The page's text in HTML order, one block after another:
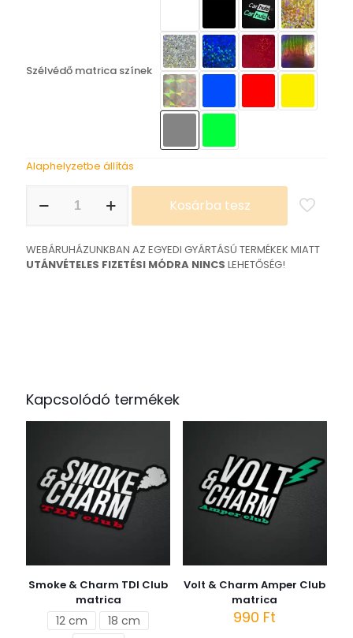
Szélvédő matrica színek
Alaphelyzetbe állítás
FUN:ON
Kosárba tesz
WEBÁRUHÁZUNKBAN AZ EGYEDI GYÁRTÁSÚ TERMÉKEK MIATT
UTÁNVÉTELES FIZETÉSI MÓDRA NINCS LEHETŐSÉG!
Kapcsolódó termékek
Smoke & Charm TDI Club
matrica
12 cm
18 cm
Volt & Charm Amper Club
matrica
990 Ft